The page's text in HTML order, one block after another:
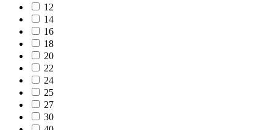
12
14
16
18
20
22
24
25
27
30